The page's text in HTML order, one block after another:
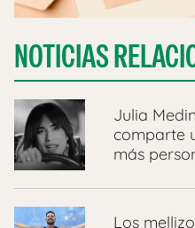
NOTICIAS
Julia
comparte
más
Los